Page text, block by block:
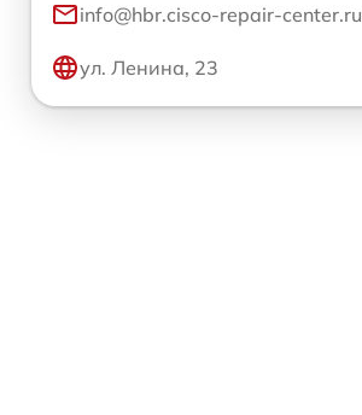
info@hbr.cisco-repair-center.ru
ул. Ленина, 23